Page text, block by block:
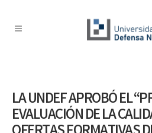
LA UNDEF APROBÓ EL
EVALUACIÓN DE LA